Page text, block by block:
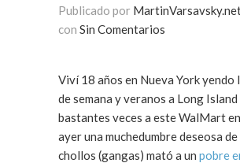
Publicado por
con Sin Comentarios
Viví 18 años en Nueva York yendo
de semana y veranos a Long Island
bastantes veces a este WalMart
ayer una muchedumbre deseosa
chollos (gangas) mató a un pobre